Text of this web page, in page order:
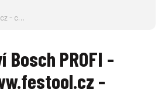
t
PROFI -
-